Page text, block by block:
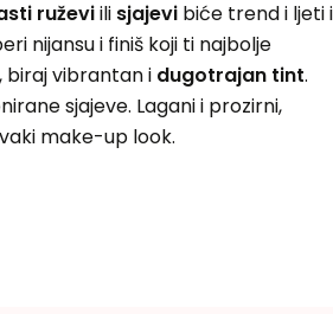
ruževiili sjajevi biće trend i ljeti i
nijansu i finiš koji ti najbolje
biraj vibrantan i dugotrajan tint.
sjajeve. Lagani i prozirni,
make-up look.